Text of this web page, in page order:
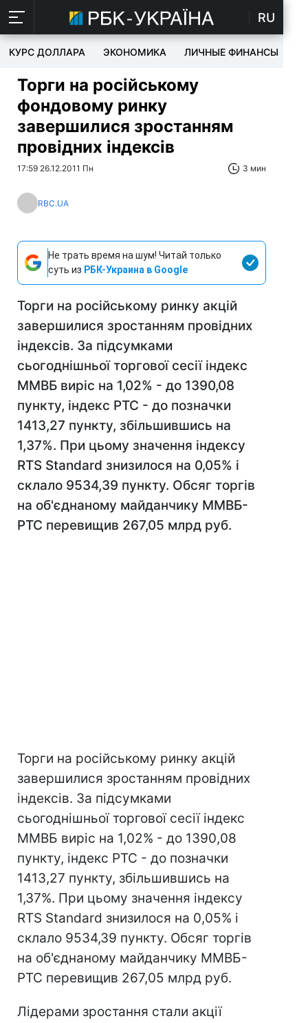
RU
КУРС ДОЛЛАРА ЭКОНОМИКА ЛИЧНЫЕ ФИНАНСЫ
Торги на російському
фондовому ринку
завершилися зростанням
провідних індексів
17:59 26.12.2011 Пн 3 мин
RBC.UA
Не трать время на шум! Читай только
суть из РБК-Украина в Google
Торги на російському ринку акцій
завершилися зростанням провідних
індексів. За підсумками
сьогоднішньої торгової сесії індекс
ММВБ виріс на 1,02% - до 1390,08
пункту, індекс РТС - до позначки
1413,27 пункту, збільшившись на
1,37%. При цьому значення індексу
RTS Standard знизилося на 0,05% і
склало 9534,39 пункту. Обсяг торгів
на об'єднаному майданчику ММВБ-
РТС перевищив 267,05 млрд руб.
Торги на російському ринку акцій
завершилися зростанням провідних
індексів. За підсумками
сьогоднішньої торгової сесії індекс
ММВБ виріс на 1,02% - до 1390,08
пункту, індекс РТС - до позначки
1413,27 пункту, збільшившись на
1,37%. При цьому значення індексу
RTS Standard знизилося на 0,05% і
склало 9534,39 пункту. Обсяг торгів
на об'єднаному майданчику ММВБ-
РТС перевищив 267,05 млрд руб.
Лідерами зростання стали акції